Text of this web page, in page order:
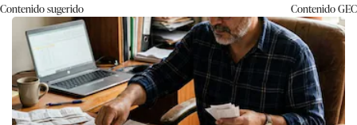
Contenido sugerido ContenidoGEC